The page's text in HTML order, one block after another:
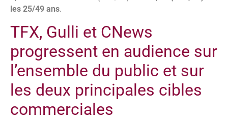
les 25/49 ans.
TFX, Gulli et CNews
progressent en audience sur
l’ensemble du public et sur
les deux principales cibles
commerciales